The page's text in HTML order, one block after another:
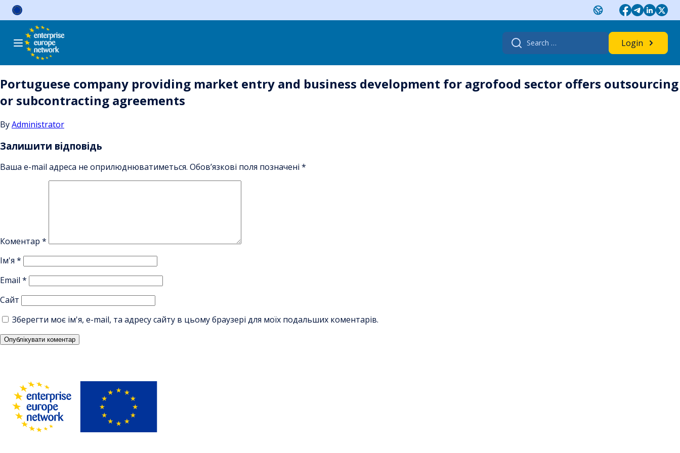
Skip
Search
for:
Login
Portuguese company providing market entry and business development for agrofood sector offers outsourcing
or subcontracting agreements
ByAdministrator
Залишити відповідь
Ваша e-mail адреса не оприлюднюватиметься. Обов’язкові поля позначені *
Коментар *
Ім'я *
Email *
Сайт
Зберегти моє ім'я, e-mail, та адресу сайту в цьому браузері для моїх подальших коментарів.